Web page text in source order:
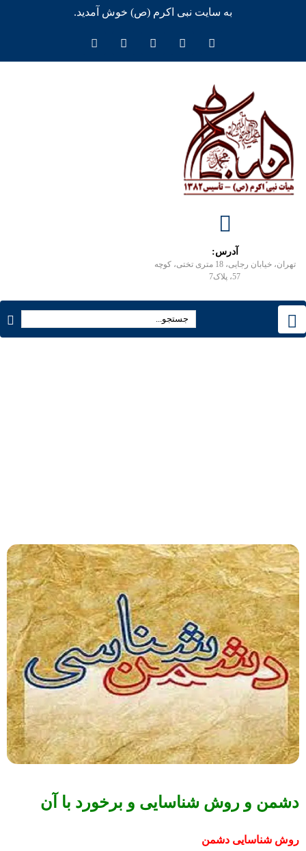
به سایت نبی اکرم (ص) خوش آمدید.
آدرس:
تهران، خیابان رجایی، 18 متری تختی، کوچه
57، پلاک7
دشمن و روش شناسایی و برخورد با آن
روش شناسایی دشمن